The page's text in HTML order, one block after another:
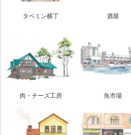
タベミン横丁 酒屋
肉・チーズ工房 魚市場